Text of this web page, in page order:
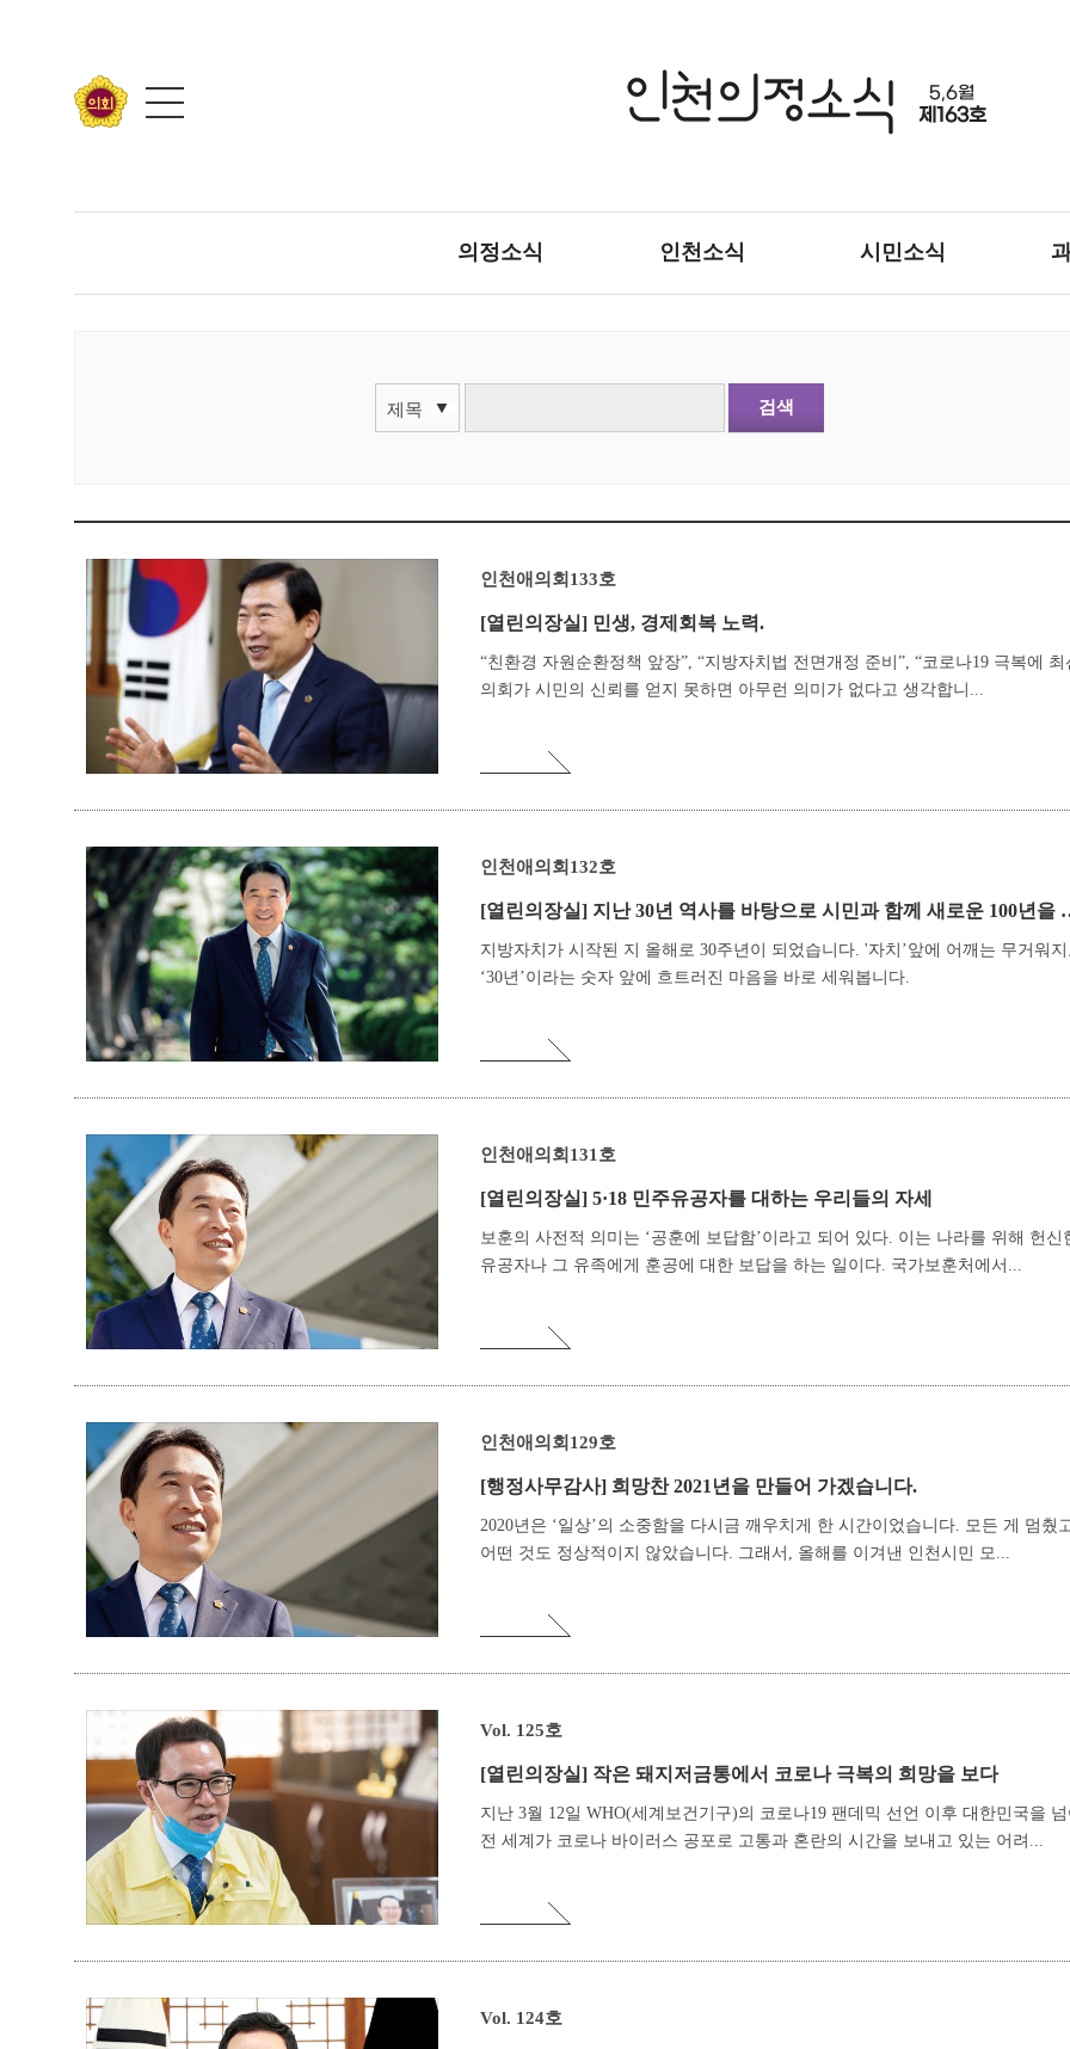
5,6월
제163호
의정소식 인천소식 시민소식
인천애의회133호
[열린의장실] 민생, 경제회복 노력.
“친환경 자원순환정책 앞장”, “지방자치법 전면개정 준비”, “코로나19 극복에 최
의회가 시민의 신뢰를 얻지 못하면 아무런 의미가 없다고 생각합니...
인천애의회132호
[열린의장실] 지난 30년 역사를 바탕으로 시민과 함께 새로운 100년을 열어가겠습니다.
지방자치가 시작된 지 올해로 30주년이 되었습니다. '자치’앞에 어깨는 무거워
‘30년’이라는 숫자 앞에 흐트러진 마음을 바로 세워봅니다.
인천애의회131호
[열린의장실] 5·18 민주유공자를 대하는 우리들의 자세
보훈의 사전적 의미는 ‘공훈에 보답함’이라고 되어 있다. 이는 나라를 위해 헌신
유공자나 그 유족에게 훈공에 대한 보답을 하는 일이다. 국가보훈처에서...
인천애의회129호
[행정사무감사] 희망찬 2021년을 만들어 가겠습니다.
2020년은 ‘일상’의 소중함을 다시금 깨우치게 한 시간이었습니다. 모든 게 멈췄
어떤 것도 정상적이지 않았습니다. 그래서, 올해를 이겨낸 인천시민 모...
Vol. 125호
[열린의장실] 작은 돼지저금통에서 코로나 극복의 희망을 보다
지난 3월 12일 WHO(세계보건기구)의 코로나19 팬데믹 선언 이후 대한민국을
전 세계가 코로나 바이러스 공포로 고통과 혼란의 시간을 보내고 있는 어려...
Vol. 124호